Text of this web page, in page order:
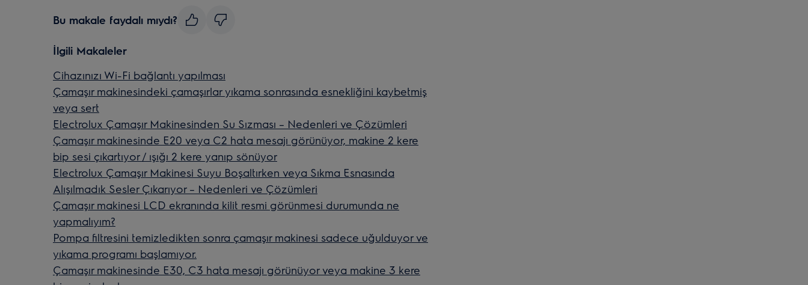
Bu makale faydalı mıydı?
İlgili Makaleler
Cihazınızı Wi-Fi bağlantı yapılması
Çamaşır makinesindeki çamaşırlar yıkama sonrasında esnekliğini kaybetmiş
veya sert
Electrolux Çamaşır Makinesinden Su Sızması – Nedenleri ve Çözümleri
Çamaşır makinesinde E20 veya C2 hata mesajı görünüyor, makine 2 kere
bip sesi çıkartıyor / ışığı 2 kere yanıp sönüyor
Electrolux Çamaşır Makinesi Suyu Boşaltırken veya Sıkma Esnasında
Alışılmadık Sesler Çıkarıyor – Nedenleri ve Çözümleri
Çamaşır makinesi LCD ekranında kilit resmi görünmesi durumunda ne
yapmalıyım?
Pompa filtresini temizledikten sonra çamaşır makinesi sadece uğulduyor ve
yıkama programı başlamıyor.
Çamaşır makinesinde E30, C3 hata mesajı görünüyor veya makine 3 kere